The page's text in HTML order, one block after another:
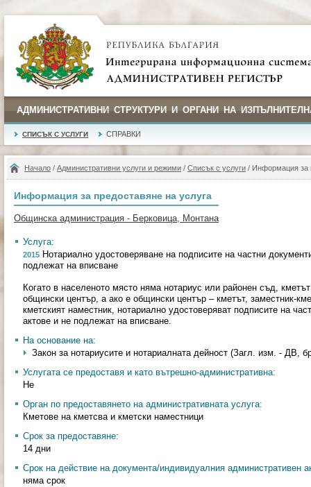
АДМИНИСТРАТИВНИ СТРУКТУРИ И ОРГАНИ НА
СПИСЪК С УСЛУГИ СПРАВКИ
Начало / Административни услуги и режими / Списък с услуги / Информация за
Информация за предоставяне на услуга
Общинска администрация - Берковица, Монтана
Услуга:
2015 Нотариално удостоверяване на подписите на частни
подлежат на вписване
Когато в населеното място няма нотариус или районен съд,
общински център, а ако е общински център – кметът, заместник-
кметският наместник, нотариално удостоверяват подписите на
актове и не подлежат на вписване.
На основание на:
Закон за нотариусите и нотариалната дейност (Загл. изм. - ДВ,
Услугата се предоставя и като вътрешно-административна:
Не
Орган по предоставянето на административната услуга:
Кметове на кметсва и кметски наместници
Срок за предоставяне:
14 дни
Срок на действие на документа/индивидуалния административен
няма срок